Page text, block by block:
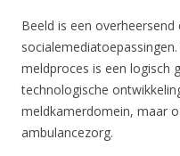
Beeld is een overheersend
meldproces is een logisch
technologische
meldkamerdomein, maar
ambulancezorg.